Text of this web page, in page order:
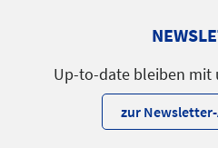
Up-to-date bleiben mit
zur